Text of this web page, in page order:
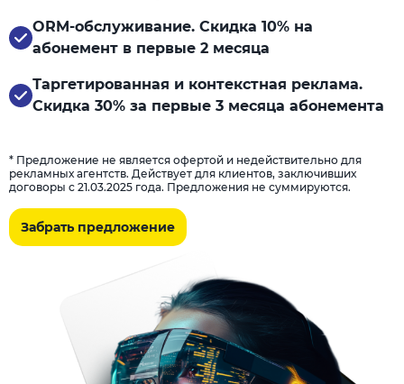
ORM-обслуживание. Скидка 10% на
абонемент в первые 2 месяца
Таргетированная и контекстная реклама.
Скидка 30% за первые 3 месяца абонемента
* Предложение не является офертой и недействительно для
рекламных агентств. Действует для клиентов, заключивших
договоры с 21.03.2025 года. Предложения не суммируются.
Забрать предложение